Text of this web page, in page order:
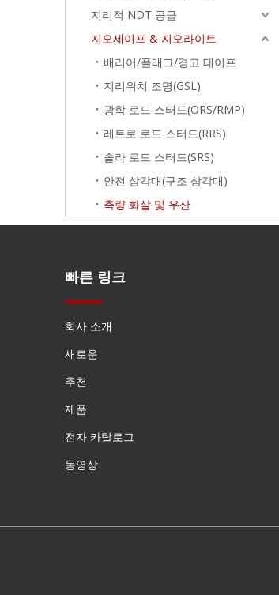
지리적 NDT 공급
지오세이프 & 지오라이트
배리어/플래그/경고 테이프
지리위치 조명(GSL)
광학 로드 스터드(ORS/RMP)
레트로 로드 스터드(RRS)
솔라 로드 스터드(SRS)
안전 삼각대(구조 삼각대)
측량 화살 및 우산
빠른 링크
회사 소개
새로운
추천
제품
전자 카탈로그
동영상